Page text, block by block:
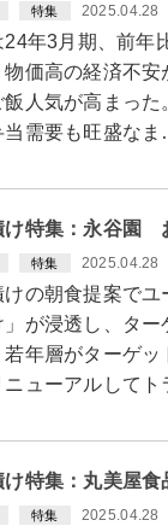
特集 2025.04.28
年3月期、前年
物価高の経済不
人気が高まっ
当需要も旺盛な
け特集：永谷園
特集 2025.04.28
の朝食提案でユ
」が浸透し、タ
年層がターゲ
ニューアルして
け特集：丸美屋
特集 2025.04.28